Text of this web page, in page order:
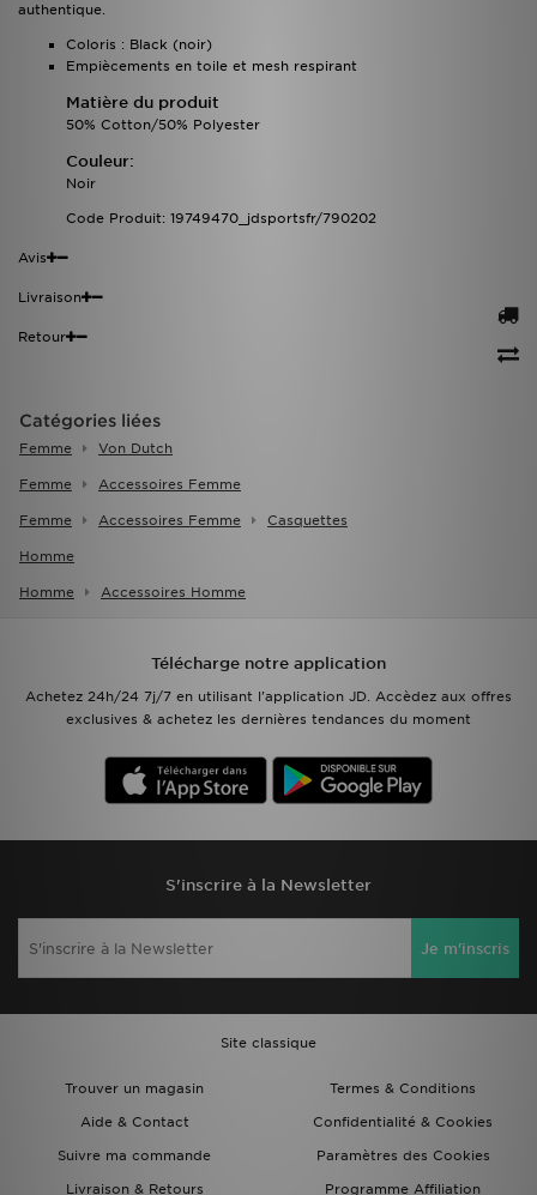
authentique.
Coloris : Black (noir)
Empiècements en toile et mesh respirant
Matière du produit
50% Cotton/50% Polyester
Couleur:
Noir
Code Produit: 19749470_jdsportsfr/790202
Avis
Livraison
Retour
Catégories liées
Femme Von Dutch
Femme Accessoires Femme
Femme Accessoires Femme Casquettes
Homme
Homme Accessoires Homme
Télécharge notre application
Achetez 24h/24 7j/7 en utilisant l'application JD. Accèdez aux offres
exclusives & achetez les dernières tendances du moment
S'inscrire à la Newsletter
Je m'inscris
Site classique
Trouver un magasin
Termes & Conditions
Aide & Contact
Confidentialité & Cookies
Suivre ma commande
Paramètres des Cookies
Livraison & Retours
Programme Affiliation